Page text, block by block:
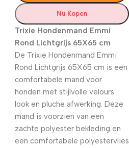
Nu Kopen
Trixie Hondenmand Emmi
Rond Lichtgrijs 65X65 cm
De Trixie Hondenmand Emmi
Rond Lichtgrijs 65X65 cm is een
comfortabele mand voor
honden met stijlvolle velours
look en pluche afwerking. Deze
mand is voorzien van een
zachte polyester bekleding en
een comfortabele polyestervlies